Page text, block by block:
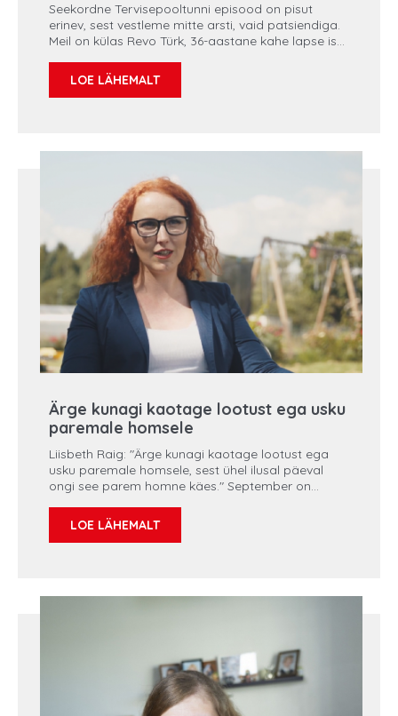
Seekordne Tervisepooltunni episood on pisut
erinev, sest vestleme mitte arsti, vaid patsiendiga.
Meil on külas Revo Türk, 36-aastane kahe lapse isa
maovähk ning olles haigusega võidelnud, tahab
Revo nüüd oma kogemusi, nõuandeid ja toetust
LOE LÄHEMALT
Ärge kunagi kaotage lootust ega usku
paremale homsele
Liisbeth Raig: "Ärge kunagi kaotage lootust ega
usku paremale homsele, sest ühel ilusal päeval
ongi see parem homne käes." September on
moodustavad oma erinevate esinemisvormidega
7% kõikidest teadaolevatest vähiliikidest. Eestis
olemusest kesine.
LOE LÄHEMALT